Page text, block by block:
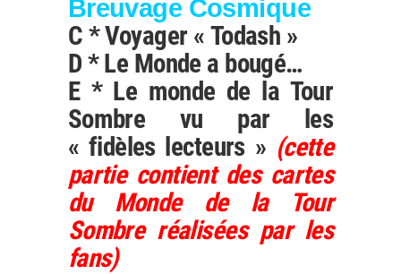
Breuvage Cosmique
C * Voyager « Todash »
D * Le Monde a bougé…
E * Le monde de la Tour
Sombre vu par les
« fidèles lecteurs » (cette
partie contient des cartes
du Monde de la Tour
Sombre réalisées par les
fans)